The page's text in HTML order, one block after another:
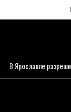
В Ярославле